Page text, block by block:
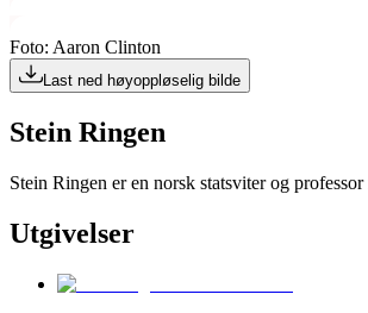
Foto: Aaron Clinton
Last ned høyoppløselig bilde
Stein Ringen
Stein Ringen er en norsk statsviter og
Utgivelser